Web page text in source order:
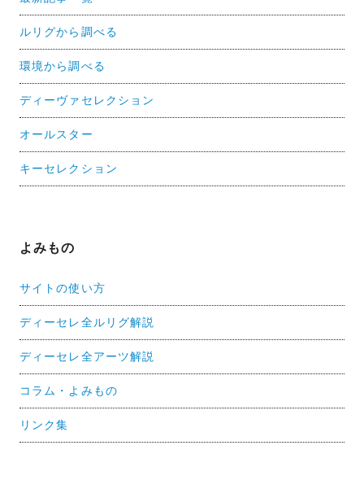
ルリグから調べる
環境から調べる
ディーヴァセレクション
オールスター
キーセレクション
よみもの
サイトの使い方
ディーセレ全ルリグ解説
ディーセレ全アーツ解説
コラム・よみもの
リンク集